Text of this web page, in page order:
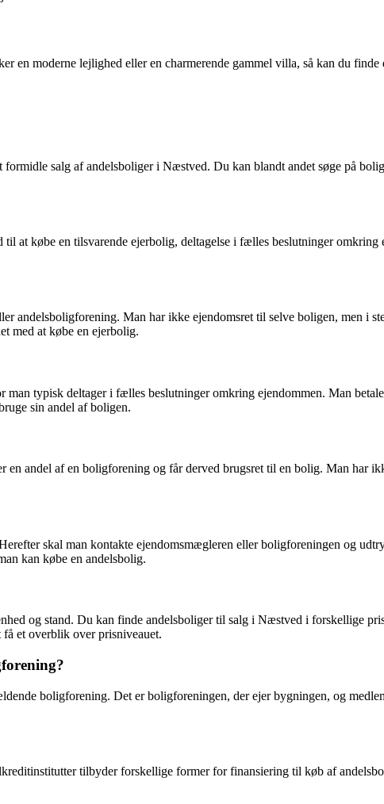
en moderne lejlighed eller en charmerende gammel villa, så kan du
salg af andelsboliger i Næstved. Du kan blandt andet søge på
at købe en tilsvarende ejerbolig, deltagelse i fælles beslutninger
andelsboligforening. Man har ikke ejendomsret til selve boligen, men i
med at købe en ejerbolig.
typisk deltager i fælles beslutninger omkring ejendommen. Man
sin andel af boligen.
en andel af en boligforening og får derved brugsret til en bolig. Man har
skal man kontakte ejendomsmægleren eller boligforeningen og
kan købe en andelsbolig.
og stand. Du kan finde andelsboliger til salg i Næstved i forskellige
et overblik over prisniveauet.
boligforening. Det er boligforeningen, der ejer bygningen, og
tilbyder forskellige former for finansiering til køb af